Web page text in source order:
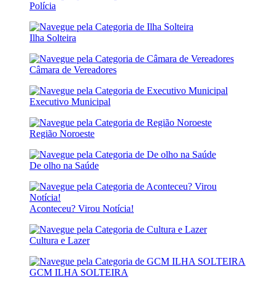
Polícia
Ilha Solteira
Câmara de Vereadores
Executivo Municipal
Região Noroeste
De olho na Saúde
Aconteceu? Virou Notícia!
Cultura e Lazer
GCM ILHA SOLTEIRA